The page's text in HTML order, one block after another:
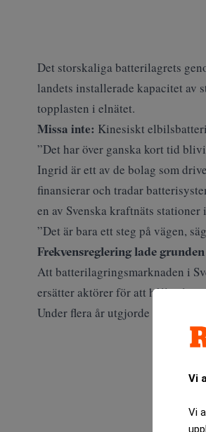
Vi
Vi
Det storskaliga batterilagrets
landets installerade kapacitet av
topplasten i elnätet.
Missa inte: Kinesiskt
”Det har över ganska kort tid
Ingrid är ett av de bolag som
finansierar och tradar
en av Svenska kraftnäts
”Det är bara ett steg på vägen,
Frekvensreglering lade grunden
Att batterilagringsmarknaden i
ersätter aktörer för att hålla
Under flera år utgjorde den